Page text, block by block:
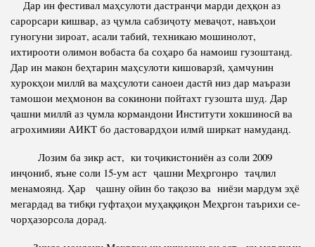
Полномочия
Биография
Книги
Статьи
Пресс-центр
ПРЕЗИДЕНТ РЕСПУБЛИКИ ТАДЖИКИСТАН
Структура Института
Руководители и сотрудники
История руководителей
Дар ин фестивал маҳсулоти дастранҷи марди деҳқон аз
сарорсари кишвар, аз ҷумла сабзиҷоту меваҷот, навъҳои
гуногуни зироат, асали табиӣ, техникаю мошинолот,
ихтирооти олимон вобаста ба соҳаро ба намоиш гузоштанд.
Дар ин макон беҳтарин маҳсулоти кишоварзӣ, ҳамчунин
хурокҳои миллӣ ва маҳсулоти саноеи дастӣ низ дар маърази
тамошои меҳмонон ва сокинони пойтахт гузошта шуд. Дар
ҷашни миллӣ аз ҷумла кормандони Институти хокшиносӣ ва
агрохимияи АИКТ бо дастовардҳои илмӣ ширкат намуданд.
Лозим ба зикр аст, ки тоҷикистониён аз соли 2009
инҷониб, яъне соли 15-ум аст ҷашни Меҳргонро таҷлил
менамоянд. Ҳар ҷашну ойин бо тақозо ва ниёзи мардум эҳё
мегардад ва тибқи гуфтаҳои муҳаққиқон Меҳргон таърихи се-
чорҳазорсола дорад.